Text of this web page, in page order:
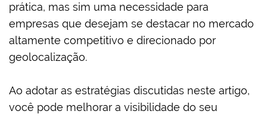
prática, mas sim uma necessidade para
empresas que desejam se destacar no mercado
altamente competitivo e direcionado por
geolocalização.
Ao adotar as estratégias discutidas neste artigo,
você pode melhorar a visibilidade do seu